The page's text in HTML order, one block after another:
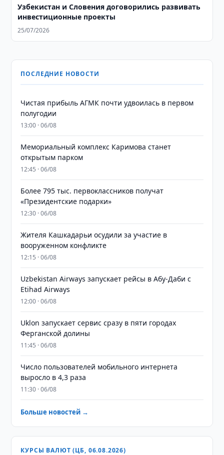
Узбекистан и Словения договорились развивать
инвестиционные проекты
25/07/2026
ПОСЛЕДНИЕ НОВОСТИ
Чистая прибыль АГМК почти удвоилась в первом
полугодии
13:00 · 06/08
Мемориальный комплекс Каримова станет
открытым парком
12:45 · 06/08
Более 795 тыс. первоклассников получат
«Президентские подарки»
12:30 · 06/08
Жителя Кашкадарьи осудили за участие в
вооруженном конфликте
12:15 · 06/08
Uzbekistan Airways запускает рейсы в Абу-Даби с
Etihad Airways
12:00 · 06/08
Uklon запускает сервис сразу в пяти городах
Ферганской долины
11:45 · 06/08
Число пользователей мобильного интернета
выросло в 4,3 раза
11:30 · 06/08
Больше новостей →
КУРСЫ ВАЛЮТ (ЦБ, 06.08.2026)